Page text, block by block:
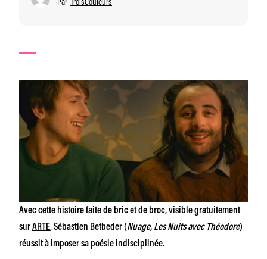
Avec cette histoire faite de bric et de broc, visible gratuitement
surARTE, Sébastien Betbeder (Nuage, Les Nuits avec Théodore)
réussit à imposer sa poésie indisciplinée.